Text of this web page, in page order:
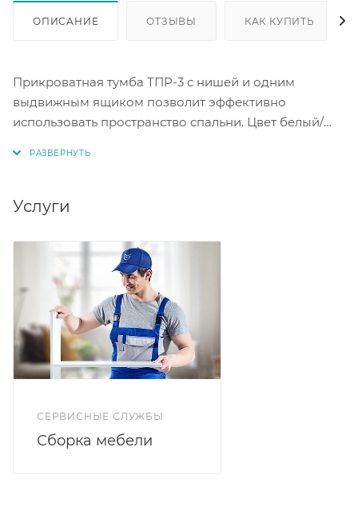
ОПИСАНИЕ ОТЗЫВЫ КАК КУПИТЬ
Прикроватная тумба ТПР-3 с нишей и одним
выдвижным ящиком позволит эффективно
использовать пространство спальни. Цвет белый/
и надёжное выдвижение ящика. Практичная и
атмосферу в спальне.
Услуги
СЕРВИСНЫЕ СЛУЖБЫ
Сборка мебели